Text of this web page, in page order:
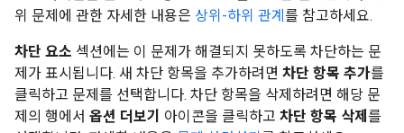
위 문제에 관한 자세한 내용은 상위-하위 관계 를 참고하세요.
차단 요소 섹션에는 이 문제가 해결되지 못하도록 차단하는 문
제가 표시됩니다. 새 차단 항목을 추가하려면 차단 항목 추가를
클릭하고 문제를 선택합니다. 차단 항목을 삭제하려면 해당 문
제의 행에서 옵션 더보기 아이콘을 클릭하고 차단 항목 삭제 를